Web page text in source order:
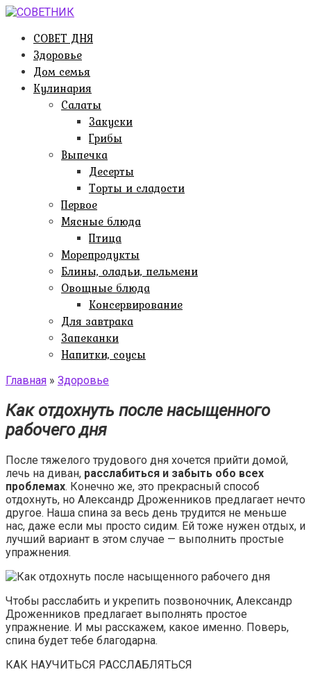
Перейти
контентуСОВЕТ ДНЯ
Здоровье
Дом семья
Кулинария
Салаты
Закуски
Грибы
Выпечка
Десерты
Торты и сладости
Первое
Мясные блюда
Птица
Морепродукты
Блины, оладьи, пельмени
Овощные блюда
Консервирование
Для завтрака
Запеканки
Напитки, соусы
Главная » Здоровье
Как отдохнуть после насыщенного
рабочего дня
После тяжелого трудового дня хочется прийти домой,
лечь на диван, расслабиться и забыть обо всех
проблемах. Конечно же, это прекрасный способ
отдохнуть, но Александр Дроженников предлагает нечто
другое. Наша спина за весь день трудится не меньше
нас, даже если мы просто сидим. Ей тоже нужен отдых, и
лучший вариант в этом случае — выполнить простые
упражнения.
Чтобы расслабить и укрепить позвоночник, Александр
Дроженников предлагает выполнять простое
упражнение. И мы расскажем, какое именно. Поверь,
спина будет тебе благодарна.
КАК НАУЧИТЬСЯ РАССЛАБЛЯТЬСЯ